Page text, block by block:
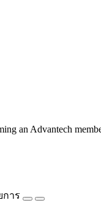
an Advantech
าร